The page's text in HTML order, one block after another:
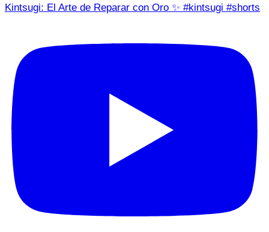
Kintsugi: El Arte de Reparar con Oro ✨ #kintsugi #shorts